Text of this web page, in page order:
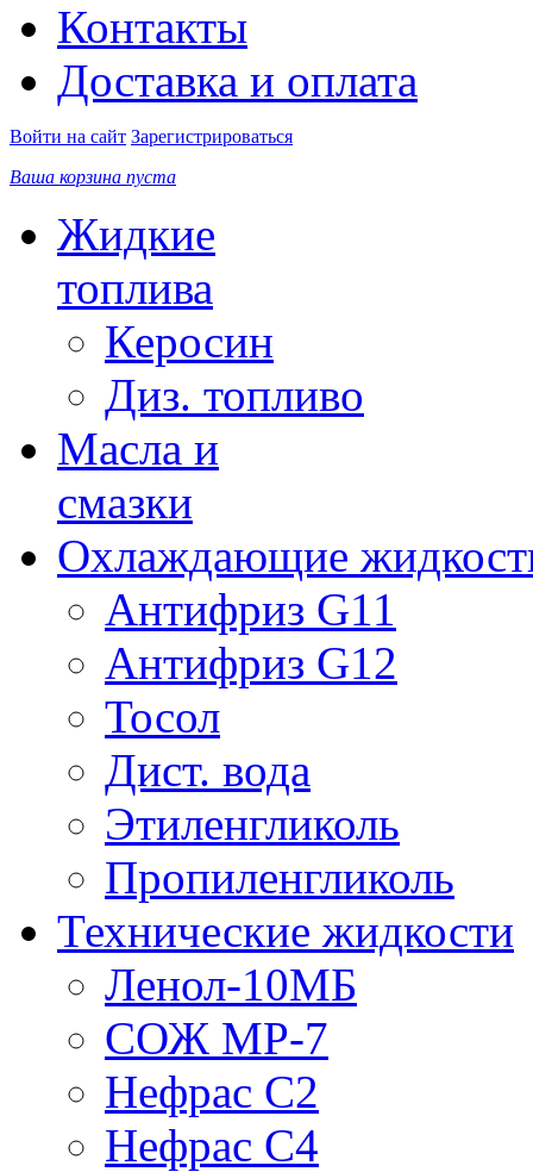
Контакты
Доставка и оплата
Войти на сайт Зарегистрироваться
Ваша корзина пуста
Жидкие
топлива
Керосин
Диз. топливо
Масла и
смазки
Охлаждающие
Антифриз G11
Антифриз G12
Тосол
Дист. вода
Этиленгликоль
Пропиленгликоль
Технические жидкости
Ленол-10МБ
СОЖ МР-7
Нефрас С2
Нефрас С4